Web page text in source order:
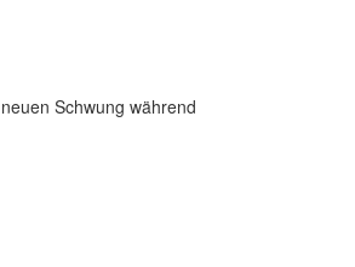
Schwung während